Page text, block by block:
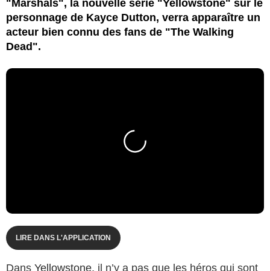
"Marshals", la nouvelle série "Yellowstone" sur le
personnage de Kayce Dutton, verra apparaître un
acteur bien connu des fans de "The Walking
Dead".
LIRE DANS L'APPLICATION
Dans Yellowstone, il n’y a pas que les héros qui sont